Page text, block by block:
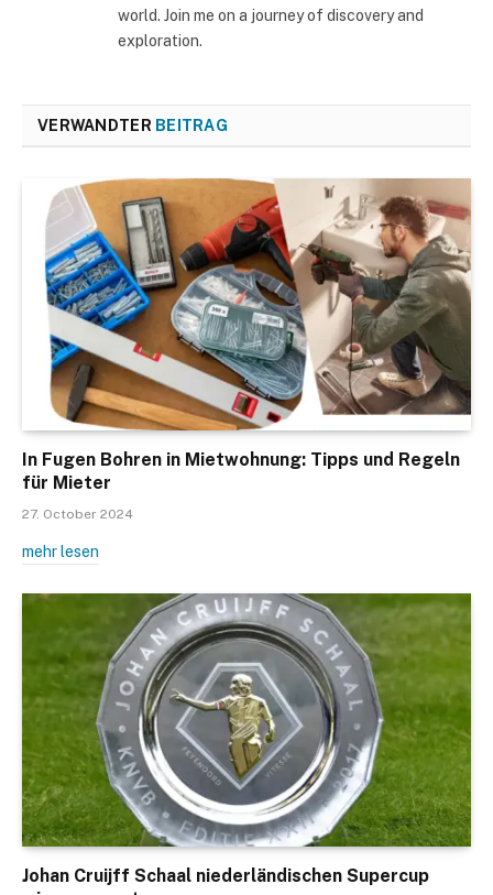
world. Join me on a journey of discovery and
exploration.
VERWANDTER BEITRAG
In Fugen Bohren in Mietwohnung: Tipps und Regeln
für Mieter
27. October 2024
mehr lesen
Johan Cruijff Schaal niederländischen Supercup